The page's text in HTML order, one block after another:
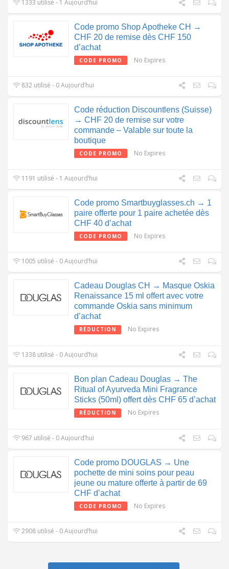
1333 utilisé - 1 Aujourd’hui
Code promo Shop Apotheke CH →
CHF 20 de remise dès CHF 150
d’achat
CODE PROMO No Expires
832 utilisé - 0 Aujourd’hui
Code réduction Discountlens (Suisse)
→ CHF 20 de remise sur votre
commande – Valable sur toute la
boutique
CODE PROMO No Expires
1191 utilisé - 1 Aujourd’hui
Code promo Smartbuyglasses.ch → 1
paire offerte pour 1 paire achetée dès
CHF 40 d’achat
CODE PROMO No Expires
1005 utilisé - 0 Aujourd’hui
Cadeau Douglas CH → Masque Oskia
Renaissance 15 ml offert avec votre
commande Oskia sans minimum
d’achat
RÉDUCTION No Expires
1338 utilisé - 0 Aujourd’hui
Bon plan Cadeau Douglas → The
Ritual of Ayurveda Mini Fragrance
Sticks (50ml) offert dès CHF 65 d’achat
RÉDUCTION No Expires
967 utilisé - 0 Aujourd’hui
Code promo DOUGLAS → Une
pochette de mini soins pour peau
jeune ou mature offerte à partir de 69
CHF d’achat
CODE PROMO No Expires
2908 utilisé - 0 Aujourd’hui